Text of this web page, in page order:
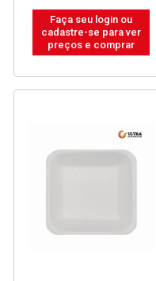
Faça seu login ou
cadastre-se para ver
preços e comprar